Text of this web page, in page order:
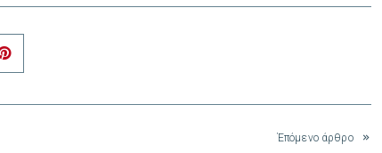
Έπόμενο άρθρο